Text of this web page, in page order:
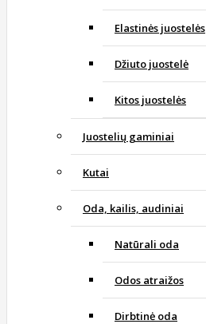
Elastinės juostelės
Džiuto juostelė
Kitos juostelės
Juostelių gaminiai
Kutai
Oda, kailis, audiniai
Natūrali oda
Odos atraižos
Dirbtinė oda